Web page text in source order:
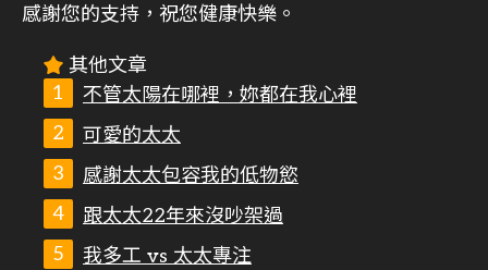
感謝您的支持，祝您健康快樂。
其他文章
不管太陽在哪裡，妳都在我心裡
可愛的太太
感謝太太包容我的低物慾
跟太太22年來沒吵架過
我多工 vs 太太專注